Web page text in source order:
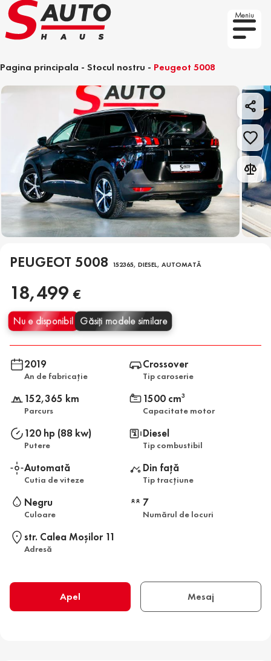
Meniu
Pagina principala - Stocul nostru - Peugeot 5008
PEUGEOT 5008 152365, DIESEL, AUTOMATĂ
18,499 €
Nu e disponibil Găsiți modele similare
2019
An de fabricație
Crossover
Tip caroserie
152,365 km
Parcurs
1500 cm3
Capacitate motor
120 hp (88 kw)
Putere
Diesel
Tip combustibil
Automată
Cutia de viteze
Din față
Tip tracțiune
Negru
Culoare
7
Numărul de locuri
str. Calea Moşilor 11
Adresă
Apel Mesaj